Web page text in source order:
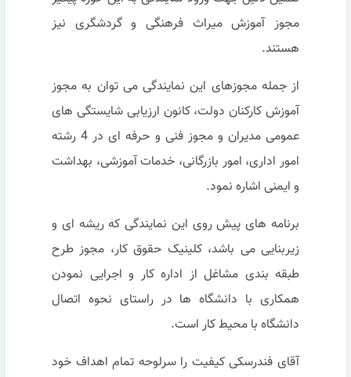
مجوز آموزش میراث فرهنگی و گردشگری نیز
هستند.
از جمله مجوزهای این نمایندگی می توان به مجوز
آموزش کارکنان دولت، کانون ارزیابی شایستگی های
عمومی مدیران و مجوز فنی و حرفه ای در 4 رشته
امور اداری، امور بازرگانی، خدمات آموزشی، بهداشت
و ایمنی اشاره نمود.
برنامه های پیش روی این نمایندگی که ریشه ای و
زیربنایی می باشد، کلینیک حقوق کار، مجوز طرح
طبقه بندی مشاغل از اداره کار و اجرایی نمودن
همکاری با دانشگاه ها در راستای نحوه اتصال
دانشگاه با محیط کار است.
آقای فندرسکی کیفیت را سرلوحه تمام اهداف خود